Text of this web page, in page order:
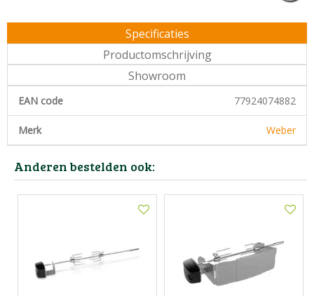
Specificaties
Productomschrijving
Showroom
EAN code 77924074882
Merk Weber
Anderen bestelden ook: